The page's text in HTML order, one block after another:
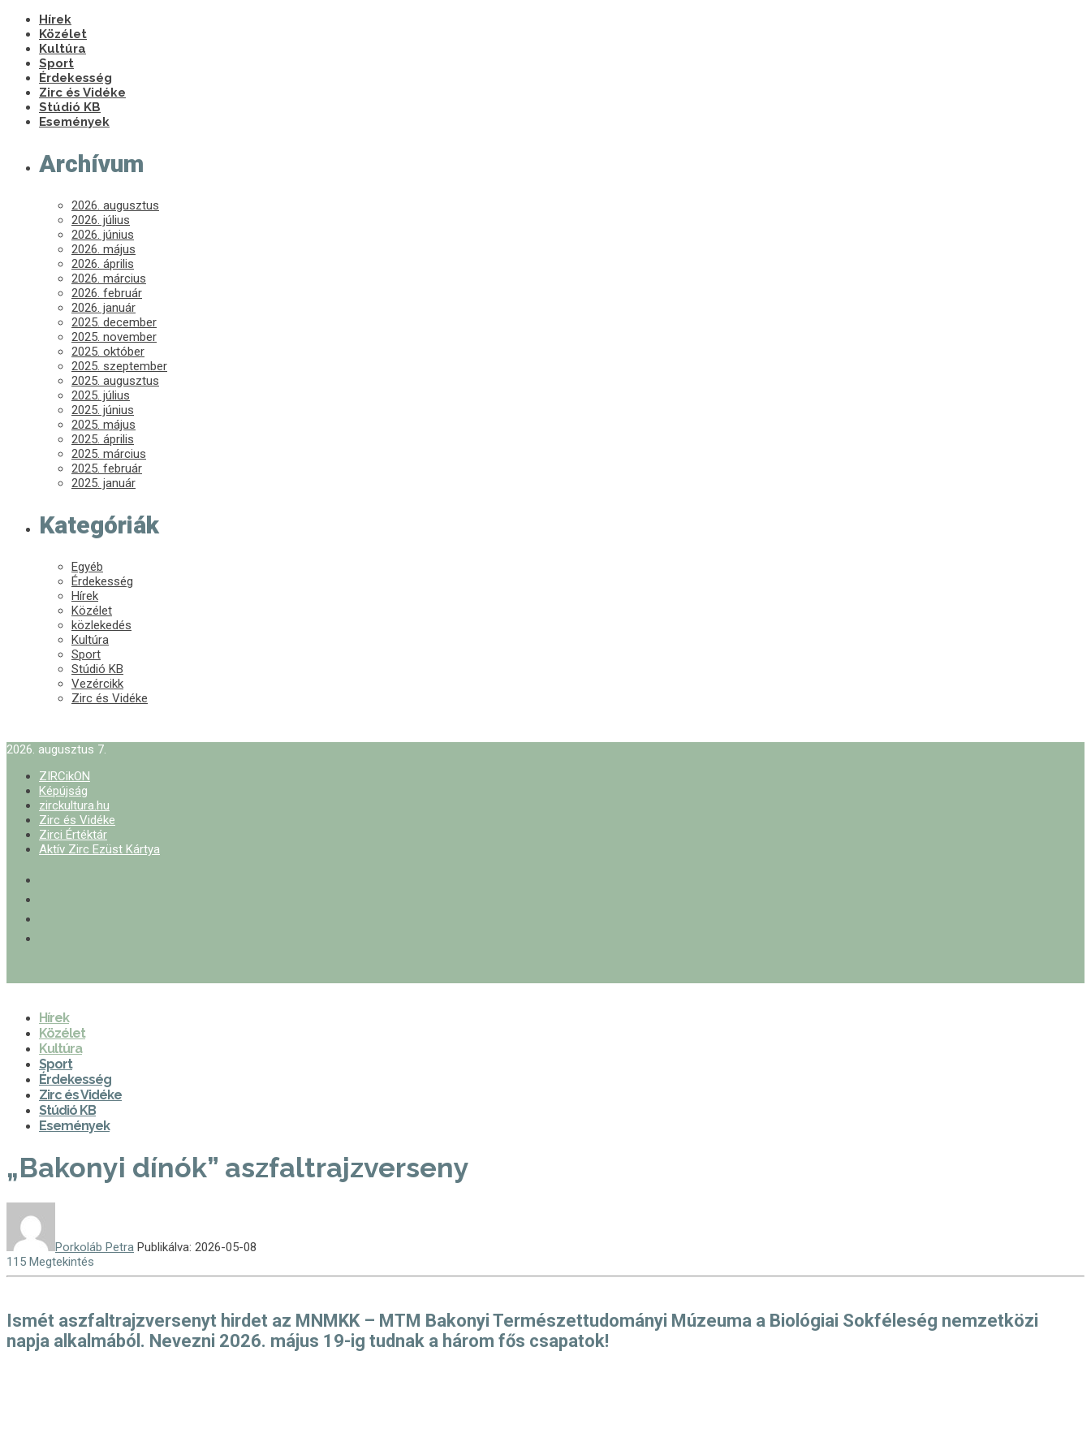
Hírek
Közélet
Kultúra
Sport
Érdekesség
Zirc és Vidéke
Stúdió KB
Események
Archívum
2026. augusztus
2026. július
2026. június
2026. május
2026. április
2026. március
2026. február
2026. január
2025. december
2025. november
2025. október
2025. szeptember
2025. augusztus
2025. július
2025. június
2025. május
2025. április
2025. március
2025. február
2025. január
Kategóriák
Egyéb
Érdekesség
Hírek
Közélet
közlekedés
Kultúra
Sport
Stúdió KB
Vezércikk
Zirc és Vidéke
2026. augusztus 7.
ZIRCikON
Képújság
zirckultura.hu
Zirc és Vidéke
Zirci Értéktár
Aktív Zirc Ezüst Kártya
Hírek
Közélet
Kultúra
Sport
Érdekesség
Zirc és Vidéke
Stúdió KB
Események
„Bakonyi dínók” aszfaltrajzverseny
Porkoláb Petra Publikálva: 2026-05-08
115 Megtekintés
Ismét aszfaltrajzversenyt hirdet az MNMKK – MTM Bakonyi Természettudományi Múzeuma a Biológiai Sokféleség nemzetközi
napja alkalmából. Nevezni 2026. május 19-ig tudnak a három fős csapatok!